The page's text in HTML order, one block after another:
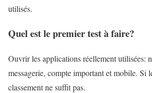
utilisés.
Quel est le premier test à faire?
Ouvrir les applications réellement utilisées:
messagerie, compte important et mobile. Si
classement ne suffit pas.